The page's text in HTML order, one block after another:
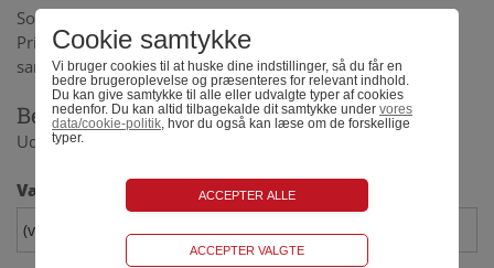
Som pdf på mail:
Prisen er kr. 199,00 inkl. moms. Vi vedlægger faktura i
samme mail som bogen.
Bestil bogen
Udfyld nedenstående bestillingsformular
Vælg hvordan du ønsker bogen leveret
Cookie samtykke
Vi bruger cookies til at huske dine indstillinger, så du får en
bedre brugeroplevelse og præsenteres for relevant indhold.
Du kan give samtykke til alle eller udvalgte typer af cookies
nedenfor. Du kan altid tilbagekalde dit samtykke under vores
data/cookie-politik, hvor du også kan læse om de forskellige
typer.